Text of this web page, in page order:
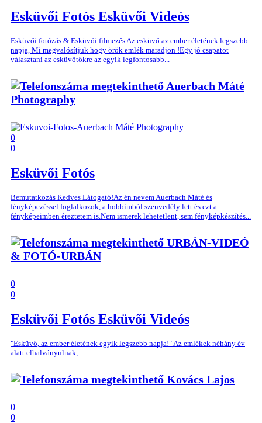
Esküvői Fotós Esküvői Videós
Esküvői fotózás & Esküvői filmezés Az esküvő az ember életének legszebb
napja, Mi megvalósítjuk hogy örök emlék maradjon !Egy jó csapatot
választani az esküvőtökre az egyik legfontosabb...
Auerbach Máté
Photography
0
0
Esküvői Fotós
Bemutatkozás Kedves Látogató!Az én nevem Auerbach Máté és
fényképezéssel foglalkozok, a hobbimból szenvedély lett és ezt a
fényképeimben éreztetem is.Nem ismerek lehetetlent, sem fényképkészítés...
URBÁN-VIDEÓ
& FOTÓ-URBÁN
0
0
Esküvői Fotós Esküvői Videós
"Esküvő, az ember életének egyik legszebb napja!" Az emlékek néhány év
alatt elhalványulnak, ...
Kovács Lajos
0
0